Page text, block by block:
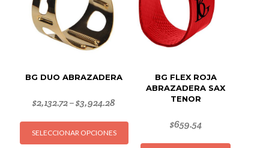
BG DUO ABRAZADERA
$2,132.72–$3,924.28
SELECCIONAR OPCIONES
Este
BG FLEX ROJA
ABRAZADERA SAX
TENOR
$659.54